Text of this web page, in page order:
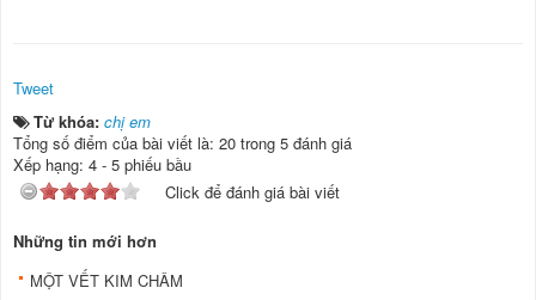
Tweet
Từ khóa: chị em
Tổng số điểm của bài viết là: 20 trong 5 đánh giá
Xếp hạng: 4 - 5 phiếu bầu
Click để đánh giá bài viết
Những tin mới hơn
MỘT VẾT KIM CHÂM